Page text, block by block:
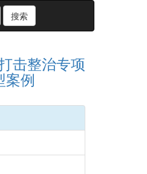
搜索
击整治专项
案例